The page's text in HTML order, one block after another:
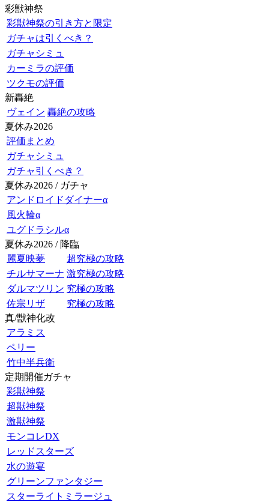
彩獣神祭
彩獣神祭の引き方と限定
ガチャは引くべき？
ガチャシミュ
カーミラの評価
ツクモの評価
新轟絶
ヴェイン 轟絶の攻略
夏休み2026
評価まとめ
ガチャシミュ
ガチャ引くべき？
夏休み2026 / ガチャ
アンドロイドダイナーα
風火輪α
ユグドラシルα
夏休み2026 / 降臨
麗夏映夢
超究極の攻略
チルサマーナ 激究極の攻略
ダルマツリン 究極の攻略
佐宗リザ
究極の攻略
真/獣神化改
アラミス
ペリー
竹中半兵衛
定期開催ガチャ
彩獣神祭
超獣神祭
激獣神祭
モンコレDX
レッドスターズ
水の遊宴
グリーンファンタジー
スターライトミラージュ